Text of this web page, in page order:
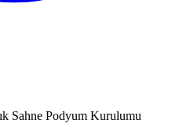
Sahne Podyum Kurulumu